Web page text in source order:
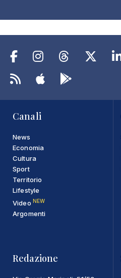
Canali
News
Economia
Cultura
Sport
Territorio
Lifestyle
Video NEW
Argomenti
Redazione